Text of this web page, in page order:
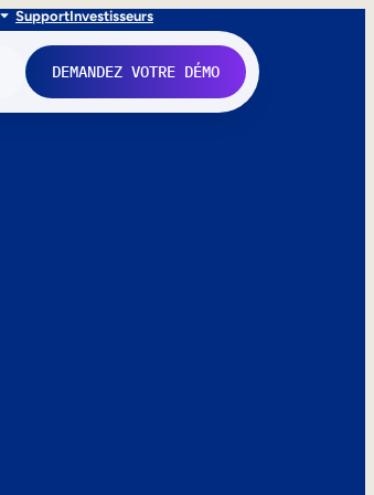
SupportInvestisseurs
DEMANDEZ VOTRE DÉMO